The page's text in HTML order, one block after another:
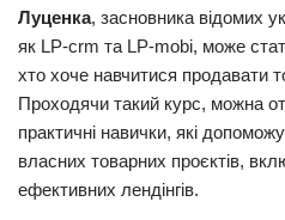
Луценка, засновника відомих
як LP-crm та LP-mobi, може
хто хоче навчитися продавати
Проходячи такий курс, можна
практичні навички, які
власних товарних проєктів,
ефективних лендінгів.